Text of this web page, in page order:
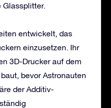
entwickelt, das
einzusetzen. Ihr
3D-Drucker auf dem
bevor Astronauten
der Additiv-